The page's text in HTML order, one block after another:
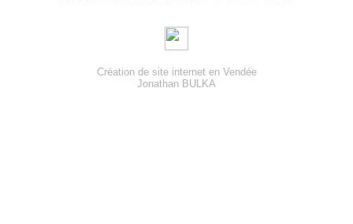
Création de site internet en Vendée
Jonathan BULKA